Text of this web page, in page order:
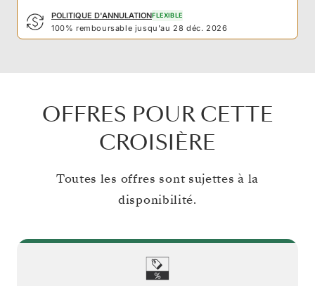
POLITIQUE D'ANNULATIONFLEXIBLE
100% remboursable jusqu'au 28 déc. 2026
OFFRES POUR CETTE
CROISIÈRE
Toutes les offres sont sujettes à la
disponibilité.